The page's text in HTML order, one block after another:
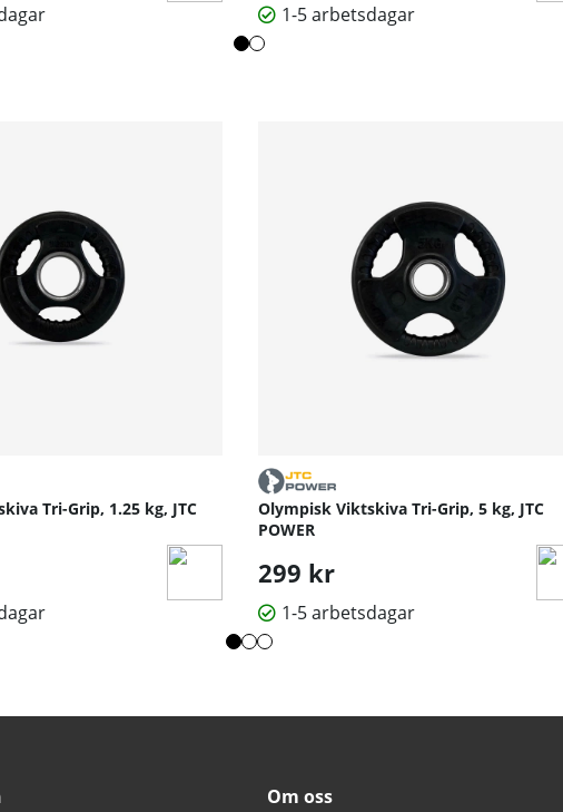
1-5 arbetsdagar
Tri-Grip, 1.25 kg, JTC
Olympisk Viktskiva Tri-Grip, 5 kg, JTC
POWER
299 kr
1-5 arbetsdagar
Om oss